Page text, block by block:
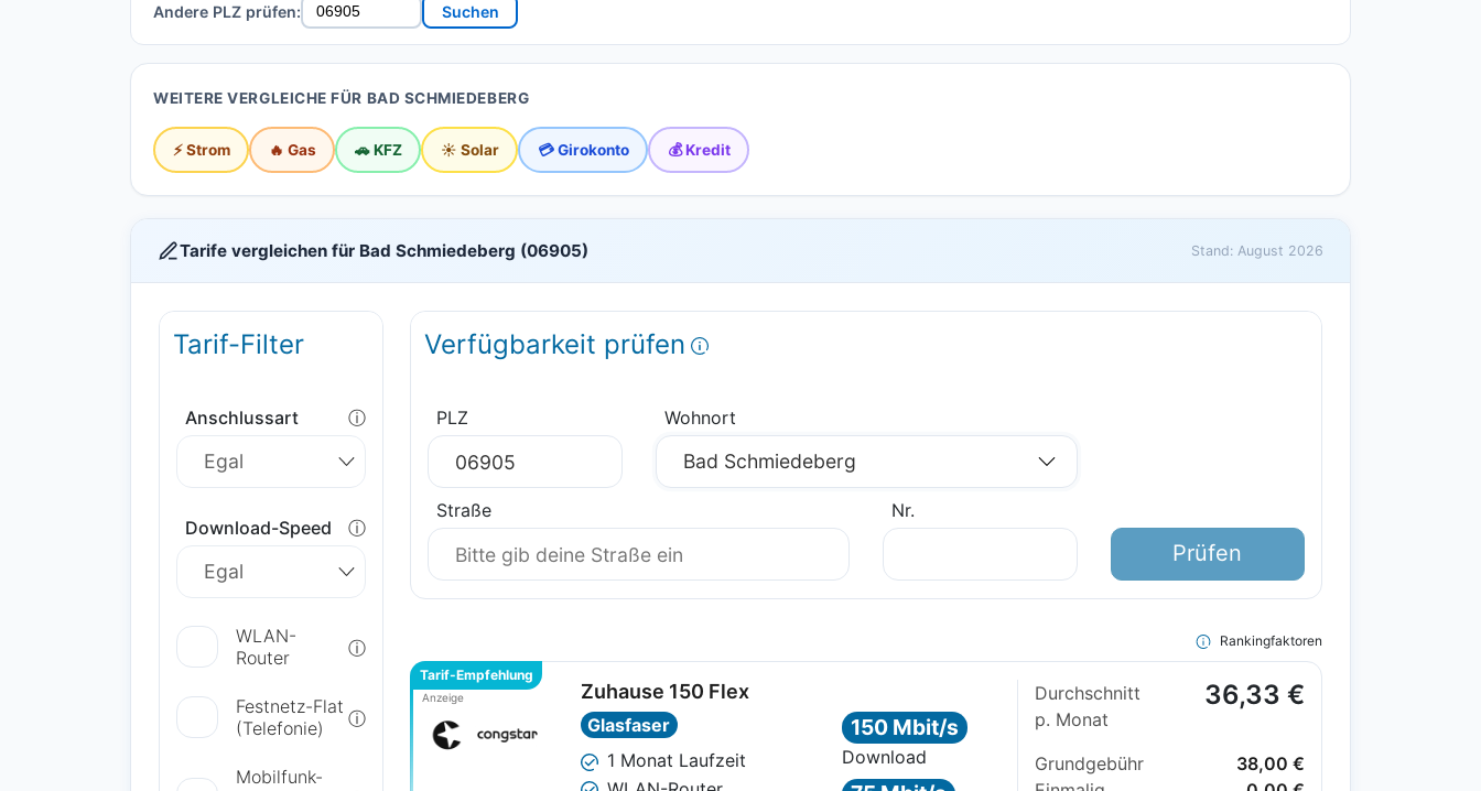
Andere PLZ prüfen: Suchen
WEITERE VERGLEICHE FÜR BAD SCHMIEDEBERG
⚡ Strom 🔥 Gas 🚗 KFZ ☀️ Solar 💳 Girokonto 💰 Kredit
Tarife vergleichen für Bad Schmiedeberg (06905) Stand: August 2026